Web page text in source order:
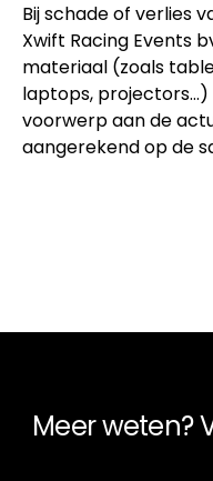
Bij schade of verlies
Xwift Racing Events
materiaal (zoals
laptops, projectors…)
voorwerp aan de
aangerekend op de
Footer
Meer weten?